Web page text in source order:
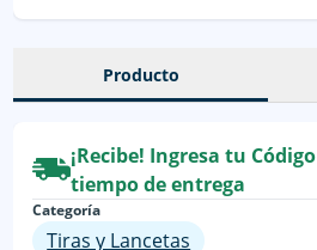
Producto
¡Recibe! Ingresa tu
tiempo de entrega
Categoría
Tiras y Lancetas